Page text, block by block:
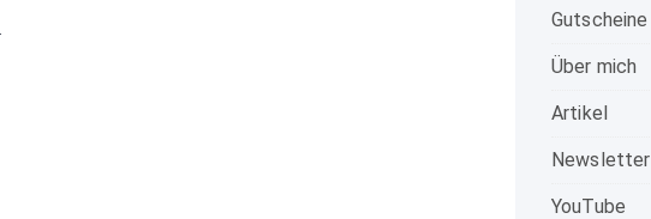
Gutscheine
Über mich
Artikel
Newsletter
YouTube